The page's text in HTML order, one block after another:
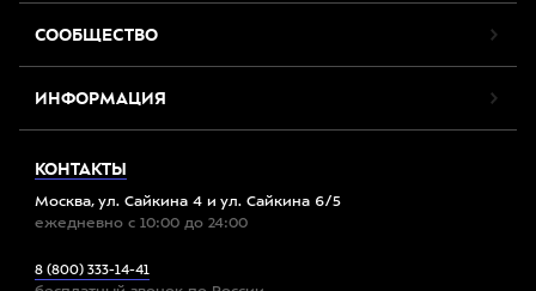
СООБЩЕСТВО
ИНФОРМАЦИЯ
КОНТАКТЫ
Москва, ул. Сайкина 4 и ул. Сайкина 6/5
ежедневно с 10:00 до 24:00
8 (800) 333-14-41